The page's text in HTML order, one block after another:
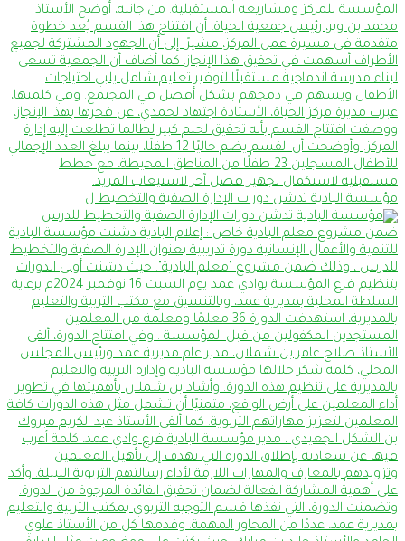
مؤسسة البادية تدشن دورات الإدارة الصفية والتخطيط ل